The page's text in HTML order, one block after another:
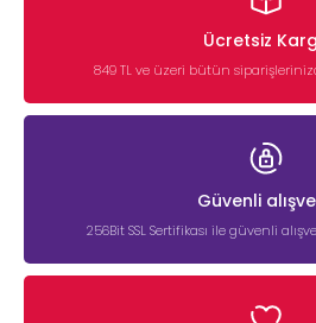
Ücretsiz
849 TL ve üzeri bütün
Güvenli
256Bit SSL Sertifikası ile güvenli